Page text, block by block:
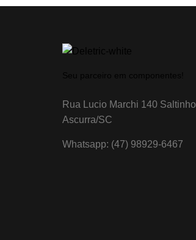
Rua Lucio Marchi 140 Saltinho
Ascurra/SC
Whatsapp: (47) 98929-6467